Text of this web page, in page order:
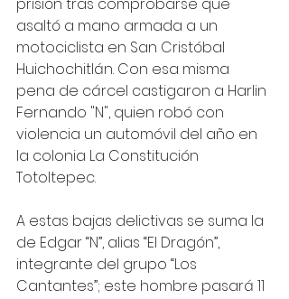
asaltó a mano armada a un
motociclista en San Cristóbal
Huichochitlán. Con esa misma
pena de cárcel castigaron a Harlin
Fernando "N", quien robó con
violencia un automóvil del año en
la colonia La Constitución
Totoltepec.
A estas bajas delictivas se suma la
de Edgar “N”, alias “El Dragón”,
integrante del grupo “Los
Cantantes”; este hombre pasará 11